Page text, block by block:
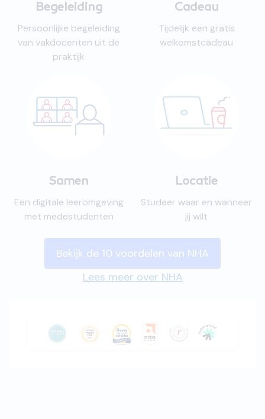
Begeleiding
Persoonlijke begeleiding
van vakdocenten uit de
praktijk
Cadeau
Tijdelijk een gratis
welkomstcadeau
Samen
Een digitale leeromgeving
met medestudenten
Locatie
Studeer waar en wanneer
jij wilt
Bekijk de 10 voordelen van NHA
Lees meer over NHA